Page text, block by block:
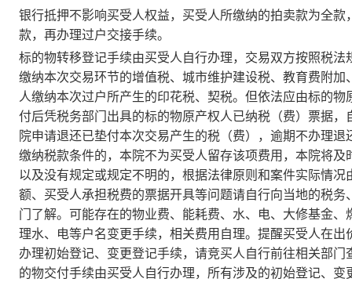
银行抵押不影响买受人权益，买受人所缴纳的拍卖款为全
款，再办理过户交接手续。
标的物转移登记手续由买受人自行办理，交易双方按照税
缴纳本次交易环节的增值税、城市维护建设税、教育费附
人缴纳本次过户所产生的印花税、契税。但依法应由标的
付后凭税务部门出具的标的物原产权人已纳税（费）票据
院申请退还已垫付本次交易产生的税（费），逾期不办理
缴纳税款条件的，本院不为买受人留存该项费用，本院将
以及没有规定或规定不明的，根据法律原则和案件实际情
额、买受人承担税费的票据开具等问题请自行向当地的税
门了解。可能存在的物业费、能耗费、水、电、大修基金
理水、电等户名变更手续，相关费用自理。提醒买受人在
办理初始登记、变更登记手续，请竞买人自行前往相关部
的物交付手续由买受人自行办理，所有涉及的初始登记、